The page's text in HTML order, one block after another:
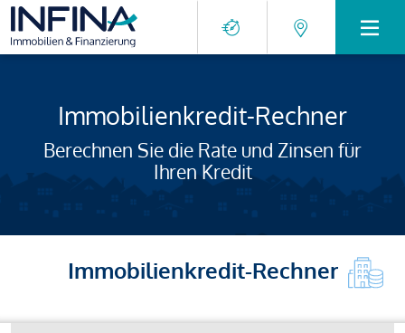
Immobilienkredit-Rechner
Berechnen Sie die Rate und Zinsen für
Ihren Kredit
Immobilienkredit-Rechner